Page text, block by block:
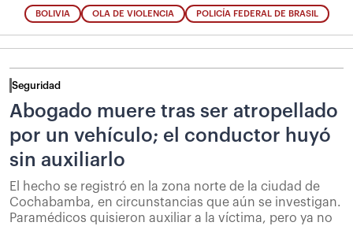
BOLIVIA OLA DE VIOLENCIA POLICÍA FEDERAL DE BRASIL
Seguridad
Abogado muere tras ser atropellado
por un vehículo; el conductor huyó
sin auxiliarlo
El hecho se registró en la zona norte de la ciudad de
Cochabamba, en circunstancias que aún se investigan.
Paramédicos quisieron auxiliar a la víctima, pero ya no